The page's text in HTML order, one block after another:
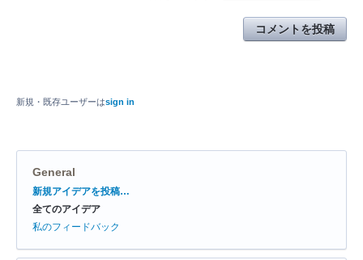
コメントを投稿
新規・既存ユーザーはsign in
General
カ
テ
ゴ
新規アイデアを投稿…
全てのアイデア
私のフィードバック